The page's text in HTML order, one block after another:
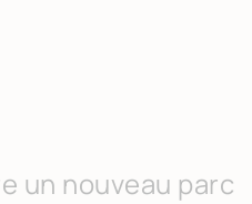
un nouveau parc